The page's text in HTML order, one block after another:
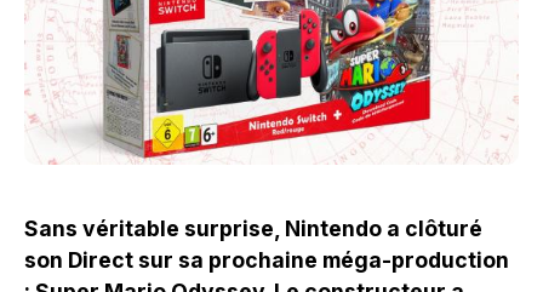
Sans véritable surprise, Nintendo a clôturé
son Direct sur sa prochaine méga-production